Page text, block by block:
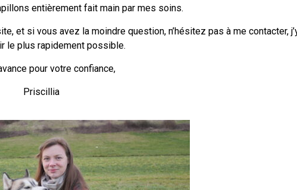
entièrement fait main par mes soins.
et si vous avez la moindre question, n’hésitez pas à me contacter,
le plus rapidement possible.
pour votre confiance,
Priscillia